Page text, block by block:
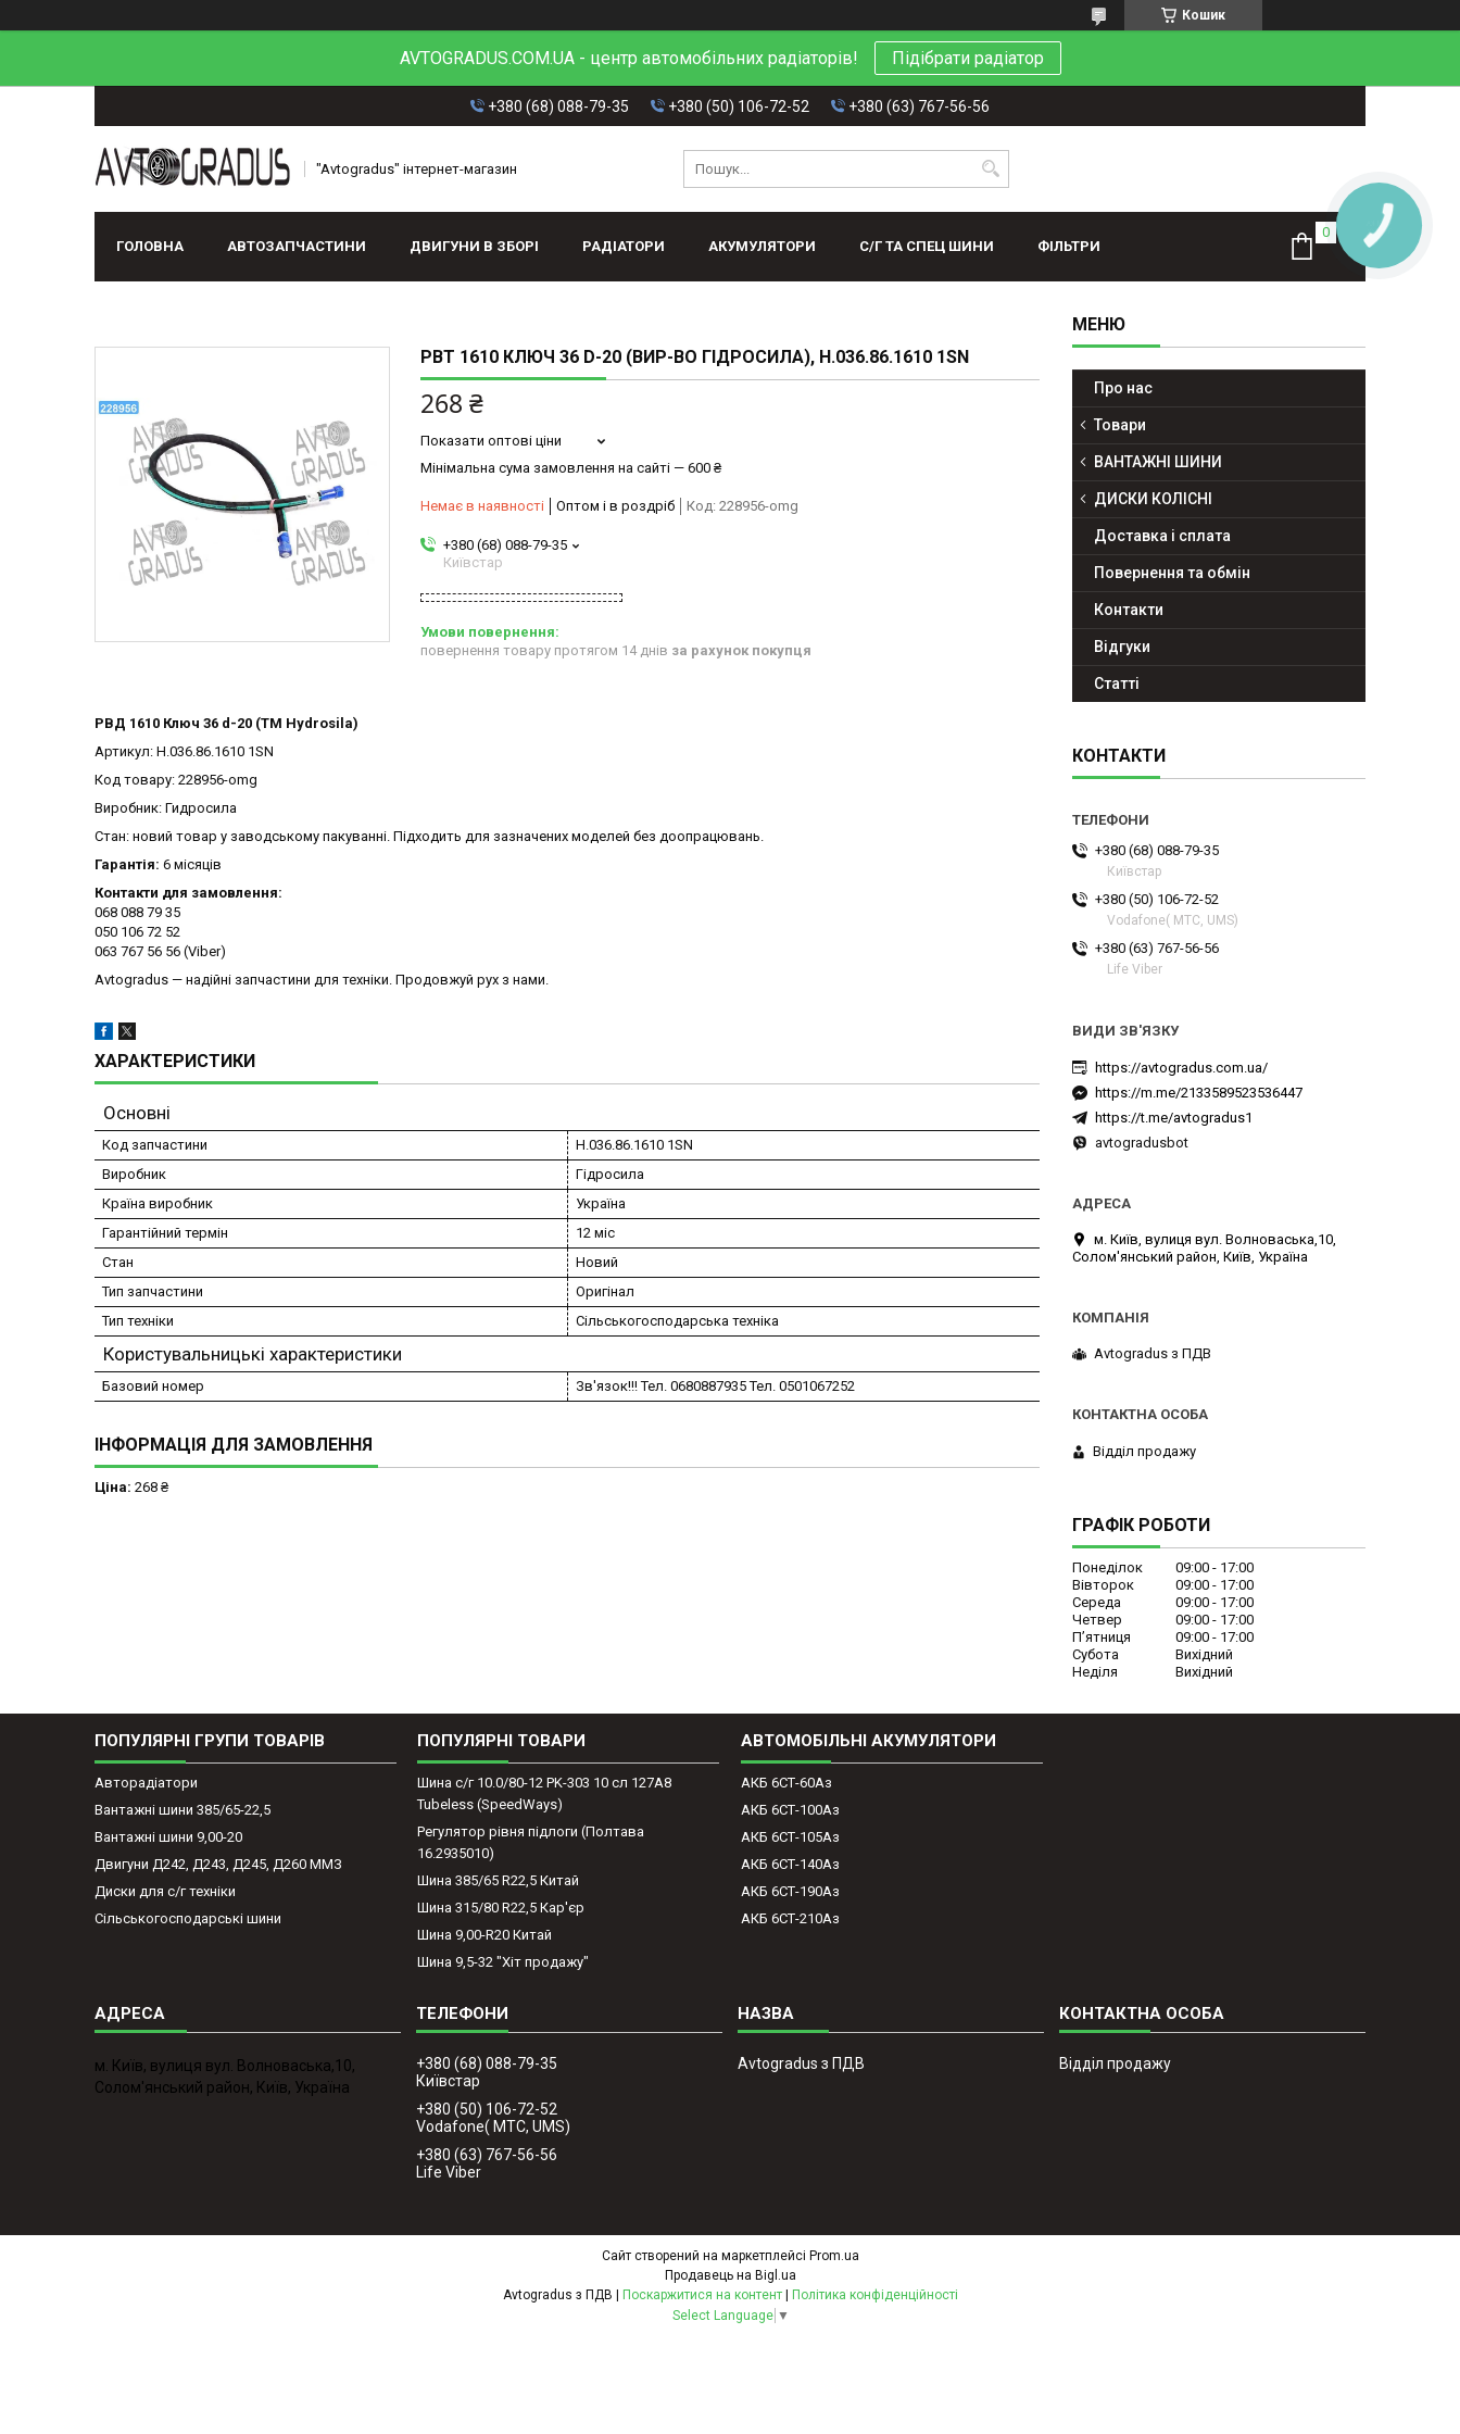
Кошик
AVTOGRADUS.COM.UA - центр автомобільних радіаторів! Підібрати радіатор
+380 (68) 088-79-35 +380 (50) 106-72-52 +380 (63) 767-56-56
"Avtogradus" інтернет-магазин
ГОЛОВНА АВТОЗАПЧАСТИНИ ДВИГУНИ В ЗБОРІ РАДІАТОРИ АКУМУЛЯТОРИ С/Г ТА СПЕЦ ШИНИ ФІЛЬТРИ
РВТ 1610 КЛЮЧ 36 D-20 (ВИР-ВО ГІДРОСИЛА), Н.036.86.1610 1SN
268 ₴
Показати оптові ціни
Мінімальна сума замовлення на сайті — 600 ₴
Немає в наявності Оптом і в роздріб Код: 228956-omg
+380 (68) 088-79-35
Київстар
повернення товару протягом 14 днів за рахунок покупця
РВД 1610 Ключ 36 d-20 (ТМ Hydrosila)
Артикул: Н.036.86.1610 1SN
Код товару: 228956-omg
Виробник: Гидросила
Стан: новий товар у заводському пакуванні. Підходить для зазначених моделей без доопрацювань.
Гарантія: 6 місяців
Контакти для замовлення:
068 088 79 35
050 106 72 52
063 767 56 56 (Viber)
Avtogradus — надійні запчастини для техніки. Продовжуй рух з нами.
ХАРАКТЕРИСТИКИ
Основні
Код запчастини
Н.036.86.1610 1SN
Виробник
Гідросила
Країна виробник
Україна
Гарантійний термін
12 міс
Стан
Новий
Тип запчастини
Оригінал
Тип техніки
Сільськогосподарська техніка
Користувальницькі характеристики
Базовий номер Зв'язок!!! Тел. 0680887935 Тел. 0501067252
ІНФОРМАЦІЯ ДЛЯ ЗАМОВЛЕННЯ
Ціна: 268 ₴
Про нас
Товари
ВАНТАЖНІ ШИНИ
ДИСКИ КОЛІСНІ
Доставка і сплата
Повернення та обмін
Контакти
Відгуки
Статті
КОНТАКТИ
+380 (68) 088-79-35
Київстар
+380 (50) 106-72-52
Vodafone( МТС, UMS)
+380 (63) 767-56-56
Life Viber
https://avtogradus.com.ua/
https://m.me/2133589523536447
https://t.me/avtogradus1
avtogradusbot
м. Київ, вулиця вул. Волноваська,10,
Солом'янський район, Київ, Україна
Avtogradus з ПДВ
Відділ продажу
ГРАФІК РОБОТИ
Понеділок 09:00
17:00
Вівторок
09:00
17:00
Середа
09:00
17:00
Четвер
09:00
17:00
Пʼятниця
09:00
17:00
Субота
Вихідний
Неділя
Вихідний
ПОПУЛЯРНІ ГРУПИ ТОВАРІВ
Авторадіатори
Вантажні шини 385/65-22,5
Вантажні шини 9,00-20
Двигуни Д242, Д243, Д245, Д260 ММЗ
Диски для с/г техніки
Сільськогосподарські шини
ПОПУЛЯРНІ ТОВАРИ
Шина с/г 10.0/80-12 PK-303 10 сл 127A8
Tubeless (SpeedWays)
Регулятор рівня підлоги (Полтава
16.2935010)
Шина 385/65 R22,5 Китай
Шина 315/80 R22,5 Кар'єр
Шина 9,00-R20 Китай
Шина 9,5-32 "Хіт продажу"
АВТОМОБІЛЬНІ АКУМУЛЯТОРИ
АКБ 6СТ-60Аз
АКБ 6СТ-100Аз
АКБ 6СТ-105Аз
АКБ 6СТ-140Аз
АКБ 6СТ-190Аз
АКБ 6СТ-210Аз
м. Київ, вулиця вул. Волноваська,10,
Солом'янський район, Київ, Україна
+380 (68) 088-79-35
Київстар
+380 (50) 106-72-52
Vodafone( МТС, UMS)
+380 (63) 767-56-56
Life Viber
Avtogradus з ПДВ Відділ продажу
Сайт створений на маркетплейсі Prom.ua
Продавець на Bigl.ua
Поскаржитися на контент
Політика конфіденційності
Select Language ▼
КНОПКА
ЗВ'ЯЗКУ